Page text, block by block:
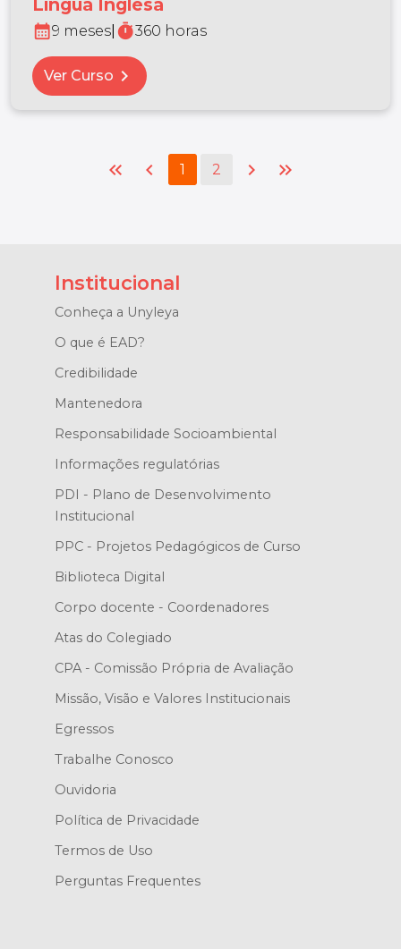
Língua Inglesa
calendar_month9 meses timer360 horas
Ver Curso chevron_right
keyboard_double_arrow_left chevron_left 1 2 chevron_right keyboard_double_arrow_right
Institucional
Conheça a Unyleya
O que é EAD?
Credibilidade
Mantenedora
Responsabilidade Socioambiental
Informações regulatórias
PDI - Plano de Desenvolvimento
Institucional
PPC - Projetos Pedagógicos de Curso
Biblioteca Digital
Corpo docente - Coordenadores
Atas do Colegiado
CPA - Comissão Própria de Avaliação
Missão, Visão e Valores Institucionais
Egressos
Trabalhe Conosco
Ouvidoria
Política de Privacidade
Termos de Uso
Perguntas Frequentes